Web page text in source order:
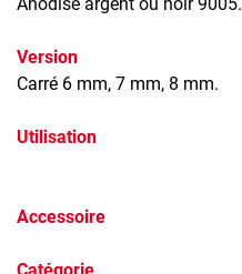
Version
Carré 6 mm, 7 mm, 8 mm.
Utilisation
Accessoire